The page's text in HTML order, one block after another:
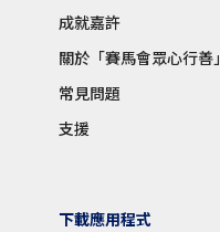
成就嘉許
關於「賽馬會眾心行善」
常見問題
支援
下載應用程式